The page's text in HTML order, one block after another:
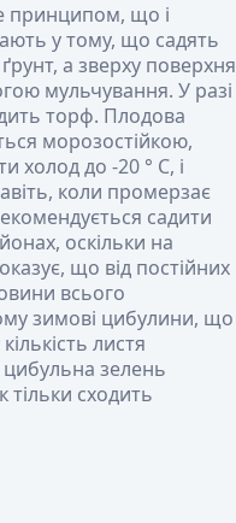
принципом, що і
у тому, що садять
а зверху поверхня
мульчування. У разі
торф. Плодова
морозостійкою,
холод до -20 ° С, і
коли промерзає
садити
оскільки на
що від постійних
всього
зимові цибулини, що
листя
зелень
тільки сходить